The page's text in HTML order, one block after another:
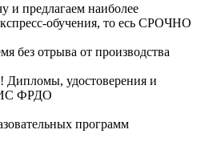
и предлагаем наиболее
обучения, то есь СРОЧНО
без отрыва от производства
Дипломы, удостоверения и
ФРДО
программ